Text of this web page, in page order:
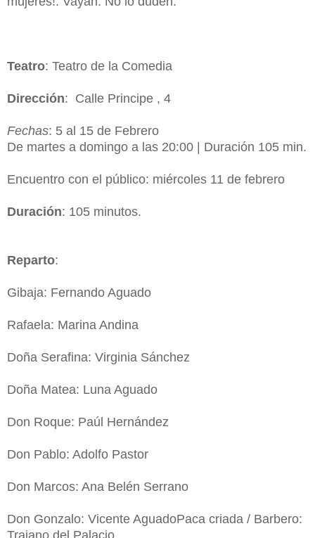
Teatro: Teatro de la Comedia
Dirección: Calle Principe , 4
Fechas: 5 al 15 de Febrero
De martes a domingo a las 20:00 | Duración 105 min.
Encuentro con el público: miércoles 11 de febrero
Duración: 105 minutos.
Reparto:
Gibaja: Fernando Aguado
Rafaela: Marina Andina
Doña Serafina: Virginia Sánchez
Doña Matea: Luna Aguado
Don Roque: Paúl Hernández
Don Pablo: Adolfo Pastor
Don Marcos: Ana Belén Serrano
Don Gonzalo: Vicente AguadoPaca criada / Barbero:
Trajano del Palacio